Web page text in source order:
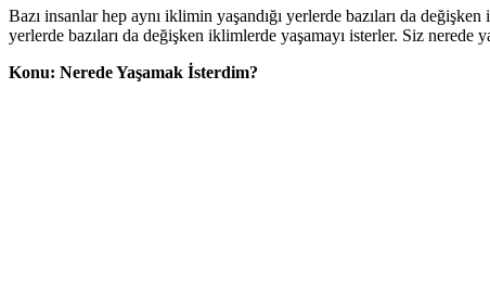
Bazı insanlar hep aynı iklimin yaşandığı yerlerde bazıları da
yerlerde bazıları da değişken iklimlerde yaşamayı isterler. Siz nerede
Konu: Nerede Yaşamak İsterdim?